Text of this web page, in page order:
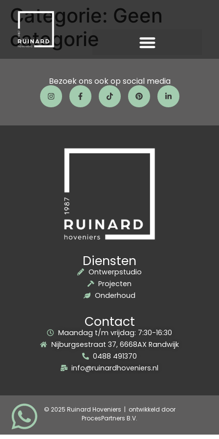
Categorie: Geen
categorie
Bezoek ons ook op social media
Diensten
Ontwerpstudio
Projecten
Onderhoud
Contact
Maandag t/m vrijdag: 7:30-16:30
Nijburgsestraat 37, 6668AX Randwijk
0488 491370
info@ruinardhoveniers.nl
© 2025 Ruinard Hoveniers | ontwikkeld door
ProcesPartners B.V.